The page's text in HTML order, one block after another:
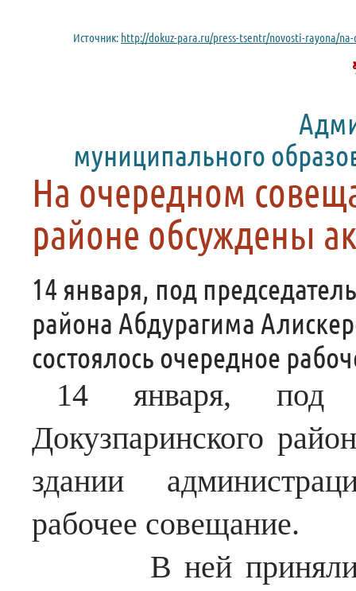
Источник: http://dokuz-para.ru/press-tsentr/novosti-rayona/na-
муниципального
На очередном
районе обсуждены
14 января, под
района Абдурагима
состоялось очередное
14 января, под
Докузпаринского
здании
рабочее совещание.
В ней приняли